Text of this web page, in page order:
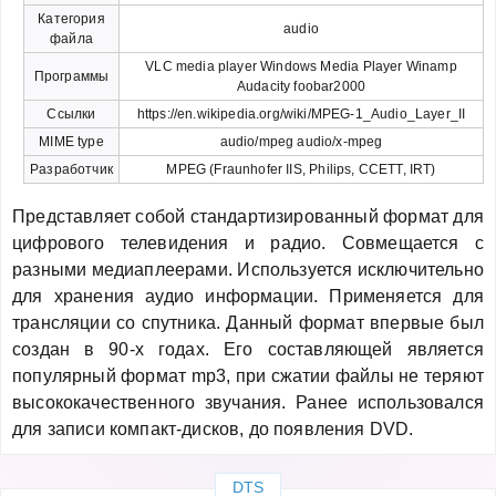
Категория
файла
audio
Программы
VLC media player Windows Media Player Winamp
Audacity foobar2000
Ссылки
https://en.wikipedia.org/wiki/MPEG-1_Audio_Layer_II
MIME type
audio/mpeg audio/x-mpeg
Разработчик
MPEG (Fraunhofer IIS, Philips, CCETT, IRT)
Представляет собой стандартизированный формат для
цифрового телевидения и радио. Совмещается с
разными медиаплеерами. Используется исключительно
для хранения аудио информации. Применяется для
трансляции со спутника. Данный формат впервые был
создан в 90-х годах. Его составляющей является
популярный формат mp3, при сжатии файлы не теряют
высококачественного звучания. Ранее использовался
для записи компакт-дисков, до появления DVD.
DTS